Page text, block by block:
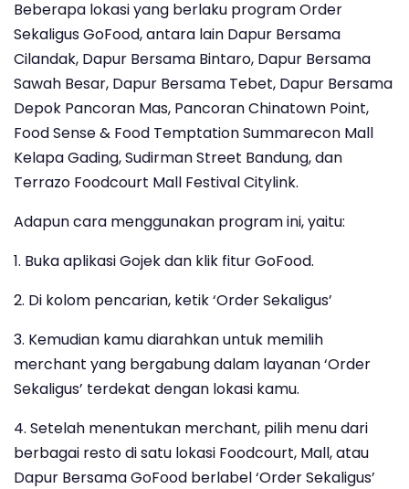
Beberapa lokasi yang berlaku program Order
Sekaligus GoFood, antara lain Dapur Bersama
Cilandak, Dapur Bersama Bintaro, Dapur Bersama
Sawah Besar, Dapur Bersama Tebet, Dapur Bersama
Depok Pancoran Mas, Pancoran Chinatown Point,
Food Sense & Food Temptation Summarecon Mall
Kelapa Gading, Sudirman Street Bandung, dan
Terrazo Foodcourt Mall Festival Citylink.
Adapun cara menggunakan program ini, yaitu:
1. Buka aplikasi Gojek dan klik fitur GoFood.
2. Di kolom pencarian, ketik ‘Order Sekaligus’
3. Kemudian kamu diarahkan untuk memilih
merchant yang bergabung dalam layanan ‘Order
Sekaligus’ terdekat dengan lokasi kamu.
4. Setelah menentukan merchant, pilih menu dari
berbagai resto di satu lokasi Foodcourt, Mall, atau
Dapur Bersama GoFood berlabel ‘Order Sekaligus’